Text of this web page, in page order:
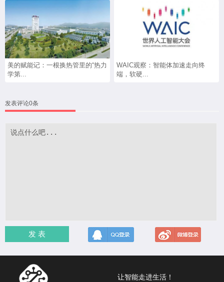
美的赋能记：一根换热管里的“热力
学第...
WAIC观察：智能体加速走向终
端，软硬...
发表评论0条
发 表
让智能走进生活！